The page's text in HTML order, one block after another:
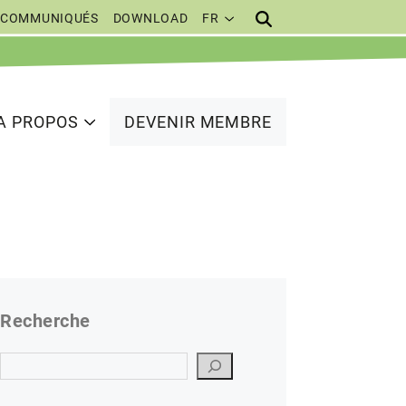
COMMUNIQUÉS DOWNLOAD FR
PROPOS DEVENIR MEMBRE
Recherche